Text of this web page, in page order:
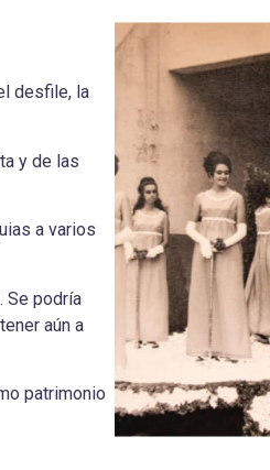
desfile, la
y de las
a varios
Se podría
aún a
patrimonio